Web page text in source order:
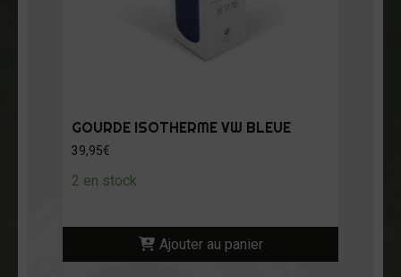
GOURDE ISOTHERME VW BLEUE
39,95€
2 en stock
Ajouter au panier